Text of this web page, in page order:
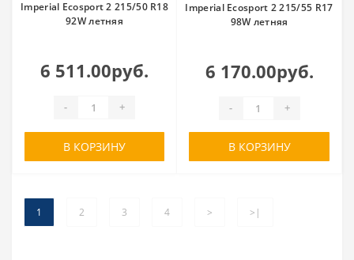
Imperial Ecosport 2 215/50 R18
92W летняя
6 511.00руб.
- +
В КОРЗИНУ
Imperial Ecosport 2 215/55 R17
98W летняя
6 170.00руб.
- +
В КОРЗИНУ
1 2 3 4 > >|